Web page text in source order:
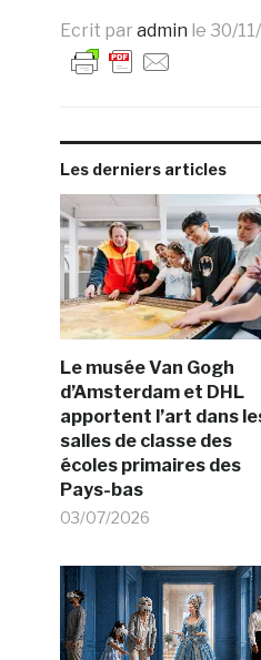
Ecrit par admin le 30/
Les derniers articles
Le musée Van Gogh
d’Amsterdam et DHL
apportent l’art dans
salles de classe des
écoles primaires des
Pays-bas
03/07/2026